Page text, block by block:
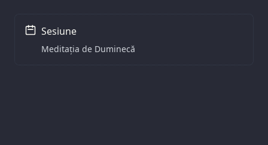
Sesiune
Meditația de Duminecă